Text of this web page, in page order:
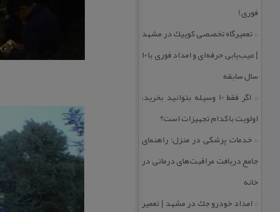
فوری)
:: تعمیرگاه تخصصی كوییك در مشهد
| عیب‌یابی حرفه‌ای و امداد فوری با ۱۰
سال سابقه
::
اگر فقط 10 وسیله بتوانید بخرید،
اولویت با كدام تجهیزات است؟
:: خدمات پزشكی در منزل؛ راهنمای
جامع دریافت مراقبت‌های درمانی در
خانه
:: امداد خودرو جك در مشهد | تعمیر